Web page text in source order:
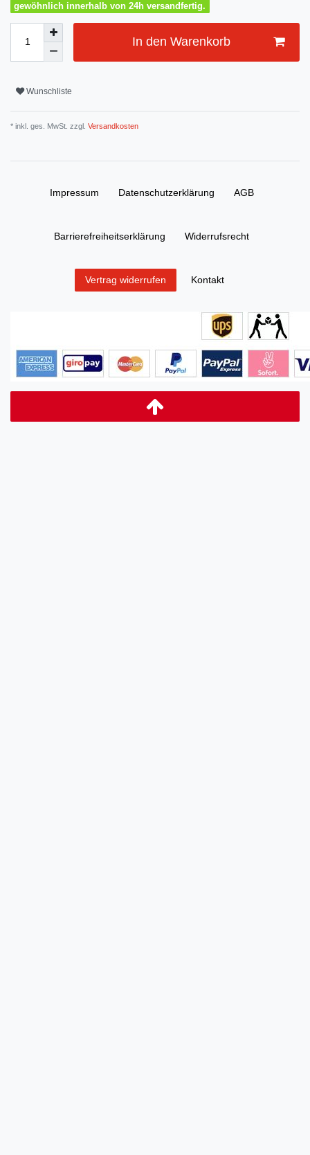
gewöhnlich innerhalb von 24h versandfertig.
In den Warenkorb
Wunschliste
* inkl. ges. MwSt. zzgl. Versandkosten
Impressum Daten­schutz­erklärung AGB
Barrierefreiheitserklärung Widerrufs­recht
Vertrag widerrufen Kontakt